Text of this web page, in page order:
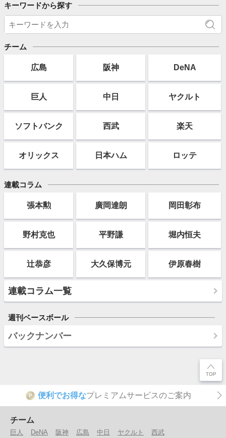
キーワードから探す
チーム
広島 阪神 DeNA
巨人 中日 ヤクルト
ソフトバンク 西武 楽天
オリックス 日本ハム ロッテ
連載コラム
張本勲 廣岡達朗 岡田彰布
野村克也 平野謙 堀内恒夫
辻恭彦 大久保博元 伊原春樹
連載コラム一覧
週刊ベースボール
バックナンバー
P 便利でお得なプレミアムサービスのご案内
チーム
巨人 DeNA 阪神 広島 中日 ヤクルト 西武